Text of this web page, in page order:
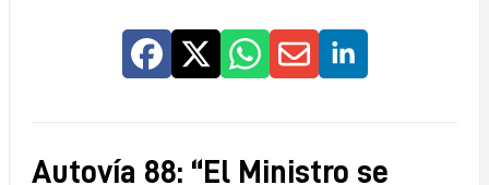
Autovía 88: “El Ministro se